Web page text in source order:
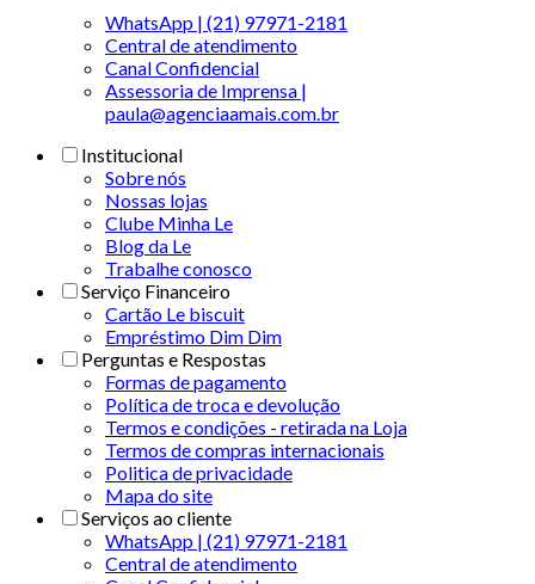
WhatsApp | (21) 97971-2181
Central de atendimento
Canal Confidencial
Assessoria de Imprensa |
paula@agenciaamais.com.br
Institucional
Sobre nós
Nossas lojas
Clube Minha Le
Blog da Le
Trabalhe conosco
Serviço Financeiro
Cartão Le biscuit
Empréstimo Dim Dim
Perguntas e Respostas
Formas de pagamento
Política de troca e devolução
Termos e condições - retirada na Loja
Termos de compras internacionais
Politica de privacidade
Mapa do site
Serviços ao cliente
WhatsApp | (21) 97971-2181
Central de atendimento